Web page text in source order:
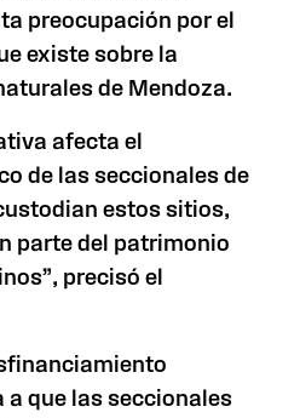
preocupación por el
existe sobre la
de Mendoza.
afecta el
de las seccionales de
estos sitios,
parte del patrimonio
precisó el
que las seccionales